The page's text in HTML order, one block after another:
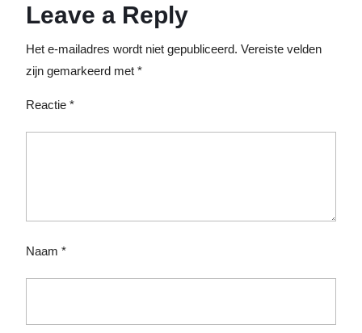
Leave a Reply
Het e-mailadres wordt niet gepubliceerd. Vereiste velden
zijn gemarkeerd met *
Reactie *
Naam *